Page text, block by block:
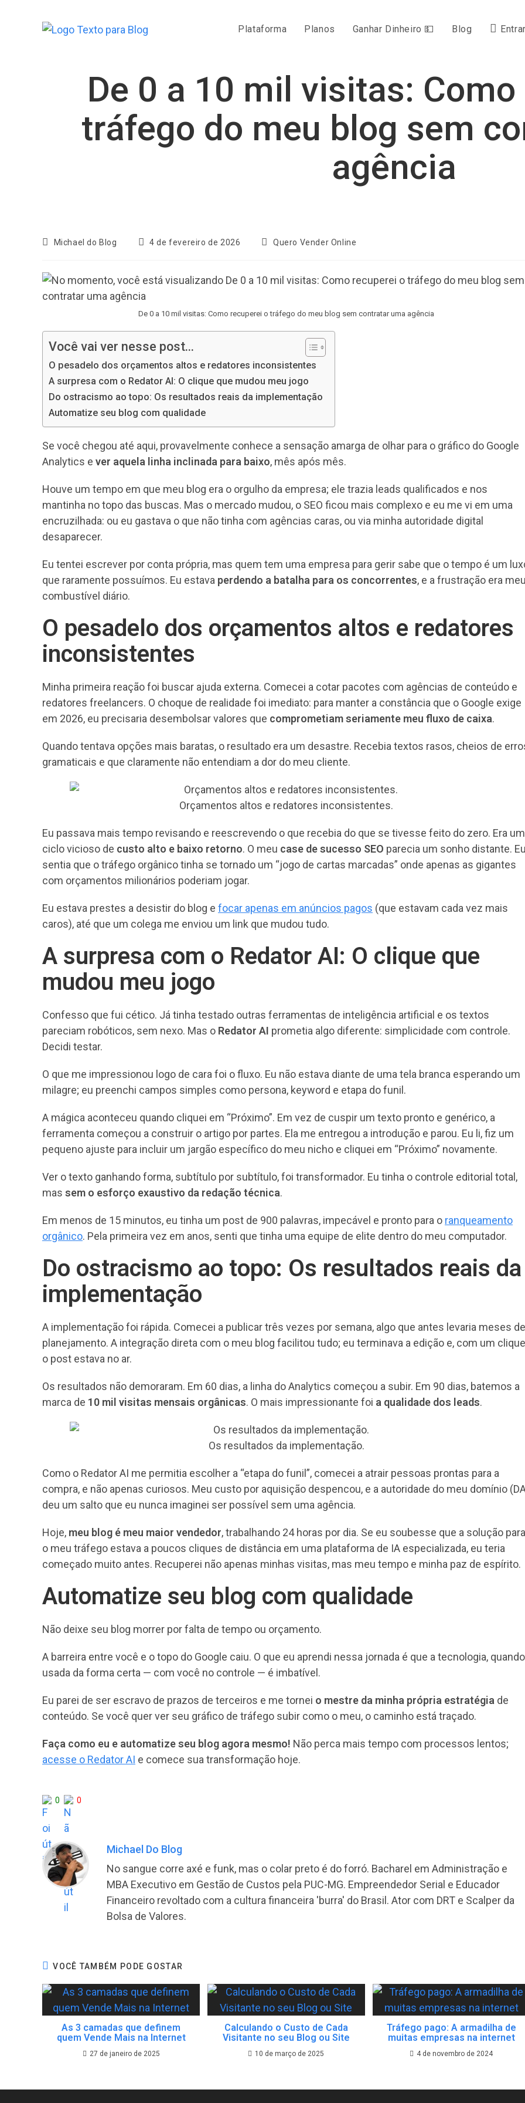
Plataforma Planos Ganhar Dinheiro 💵 Blog Entrar
De 0 a 10 mil visitas:
tráfego do meu blog sem
agência
AutorMichael do Blog
Post4 de fevereiro de 2026
Categoria
Quero Vender Online
De 0 a 10 mil visitas: Como recuperei o tráfego do meu blog sem contratar uma agência
Você vai ver nesse post...
O pesadelo dos orçamentos altos e redatores inconsistentes
A surpresa com o Redator AI: O clique que mudou meu jogo
Do ostracismo ao topo: Os resultados reais da implementação
Automatize seu blog com qualidade
Se você chegou até aqui, provavelmente conhece a sensação amarga de olhar para o gráfico do Google
Analytics e ver aquela linha inclinada para baixo, mês após mês.
Houve um tempo em que meu blog era o orgulho da empresa; ele trazia leads qualificados e nos
mantinha no topo das buscas. Mas o mercado mudou, o SEO ficou mais complexo e eu me vi em uma
encruzilhada: ou eu gastava o que não tinha com agências caras, ou via minha autoridade digital
desaparecer.
Eu tentei escrever por conta própria, mas quem tem uma empresa para gerir sabe que o tempo é um
que raramente possuímos. Eu estava perdendo a batalha para os concorrentes, e a frustração era meu
combustível diário.
O pesadelo dos orçamentos altos e redatores
inconsistentes
Minha primeira reação foi buscar ajuda externa. Comecei a cotar pacotes com agências de conteúdo e
redatores freelancers. O choque de realidade foi imediato: para manter a constância que o Google exige
em 2026, eu precisaria desembolsar valores que comprometiam seriamente meu fluxo de caixa.
Quando tentava opções mais baratas, o resultado era um desastre. Recebia textos rasos, cheios de
gramaticais e que claramente não entendiam a dor do meu cliente.
Orçamentos altos e redatores inconsistentes.
Eu passava mais tempo revisando e reescrevendo o que recebia do que se tivesse feito do zero. Era um
ciclo vicioso de custo alto e baixo retorno. O meu case de sucesso SEO parecia um sonho distante. Eu
sentia que o tráfego orgânico tinha se tornado um “jogo de cartas marcadas” onde apenas as gigantes
com orçamentos milionários poderiam jogar.
Eu estava prestes a desistir do blog e focar apenas em anúncios pagos (que estavam cada vez mais
caros), até que um colega me enviou um link que mudou tudo.
A surpresa com o Redator AI: O clique que
mudou meu jogo
Confesso que fui cético. Já tinha testado outras ferramentas de inteligência artificial e os textos
pareciam robóticos, sem nexo. Mas o Redator AI prometia algo diferente: simplicidade com controle.
Decidi testar.
O que me impressionou logo de cara foi o fluxo. Eu não estava diante de uma tela branca esperando um
milagre; eu preenchi campos simples como persona, keyword e etapa do funil.
A mágica aconteceu quando cliquei em “Próximo”. Em vez de cuspir um texto pronto e genérico, a
ferramenta começou a construir o artigo por partes. Ela me entregou a introdução e parou. Eu li, fiz um
pequeno ajuste para incluir um jargão específico do meu nicho e cliquei em “Próximo” novamente.
Ver o texto ganhando forma, subtítulo por subtítulo, foi transformador. Eu tinha o controle editorial total,
mas sem o esforço exaustivo da redação técnica.
Em menos de 15 minutos, eu tinha um post de 900 palavras, impecável e pronto para o ranqueamento
orgânico. Pela primeira vez em anos, senti que tinha uma equipe de elite dentro do meu computador.
Do ostracismo ao topo: Os resultados reais da
implementação
A implementação foi rápida. Comecei a publicar três vezes por semana, algo que antes levaria meses de
planejamento. A integração direta com o meu blog facilitou tudo; eu terminava a edição e, com um
o post estava no ar.
Os resultados não demoraram. Em 60 dias, a linha do Analytics começou a subir. Em 90 dias, batemos a
marca de 10 mil visitas mensais orgânicas. O mais impressionante foi a qualidade dos leads.
Os resultados da implementação.
Como o Redator AI me permitia escolher a “etapa do funil”, comecei a atrair pessoas prontas para a
compra, e não apenas curiosos. Meu custo por aquisição despencou, e a autoridade do meu domínio
deu um salto que eu nunca imaginei ser possível sem uma agência.
Hoje, meu blog é meu maior vendedor, trabalhando 24 horas por dia. Se eu soubesse que a solução para
o meu tráfego estava a poucos cliques de distância em uma plataforma de IA especializada, eu teria
começado muito antes. Recuperei não apenas minhas visitas, mas meu tempo e minha paz de espírito.
Automatize seu blog com qualidade
Não deixe seu blog morrer por falta de tempo ou orçamento.
A barreira entre você e o topo do Google caiu. O que eu aprendi nessa jornada é que a tecnologia, quando
usada da forma certa — com você no controle — é imbatível.
Eu parei de ser escravo de prazos de terceiros e me tornei o mestre da minha própria estratégia de
conteúdo. Se você quer ver seu gráfico de tráfego subir como o meu, o caminho está traçado.
Faça como eu e automatize seu blog agora mesmo! Não perca mais tempo com processos lentos;
acesse o Redator AI e comece sua transformação hoje.
0 0
Michael Do Blog
No sangue corre axé e funk, mas o colar preto é do forró. Bacharel em Administração e
MBA Executivo em Gestão de Custos pela PUC-MG. Empreendedor Serial e Educador
Financeiro revoltado com a cultura financeira 'burra' do Brasil. Ator com DRT e Scalper da
Bolsa de Valores.
VOCÊ TAMBÉM PODE GOSTAR
As 3 camadas que definem
quem Vende Mais na Internet
27 de janeiro de 2025
Calculando o Custo de Cada
Visitante no seu Blog ou Site
10 de março de 2025
Tráfego pago: A armadilha de
muitas empresas na internet
4 de novembro de 2024